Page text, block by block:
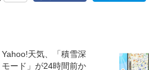
Yahoo!天気、「積雪深
モード」が24時間前か